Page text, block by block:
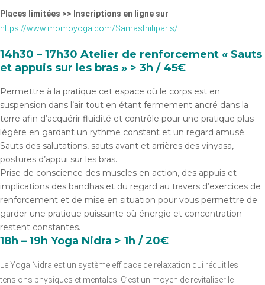
Places limitées >> Inscriptions en ligne sur
https://www.momoyoga.com/Samasthitiparis/
14h30 – 17h30 Atelier de renforcement « Sauts
et appuis sur les bras » > 3h / 45€
Permettre à la pratique cet espace où le corps est en
suspension dans l’air tout en étant fermement ancré dans la
terre afin d’acquérir fluidité et contrôle pour une pratique plus
légère en gardant un rythme constant et un regard amusé.
Sauts des salutations, sauts avant et arrières des vinyasa,
postures d’appui sur les bras.
Prise de conscience des muscles en action, des appuis et
implications des bandhas et du regard au travers d’exercices de
renforcement et de mise en situation pour vous permettre de
garder une pratique puissante où énergie et concentration
restent constantes.
18h – 19h Yoga Nidra > 1h / 20€
Le Yoga Nidra est un système efficace de relaxation qui réduit les
tensions physiques et mentales. C’est un moyen de revitaliser le